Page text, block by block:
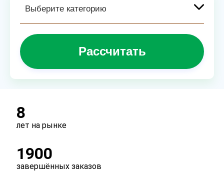
Рассчитать
8
лет на рынке
1900
завершённых заказов